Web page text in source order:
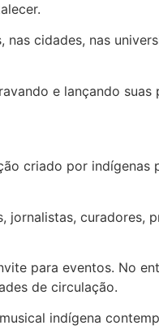
cidades, nas
e lançando suas
criado por
curadores,
para eventos. No
de circulação.
indígena